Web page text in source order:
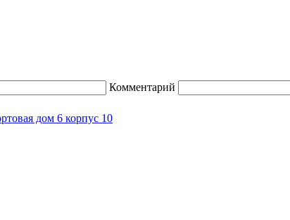
Комментарий
дом 6 корпус 10